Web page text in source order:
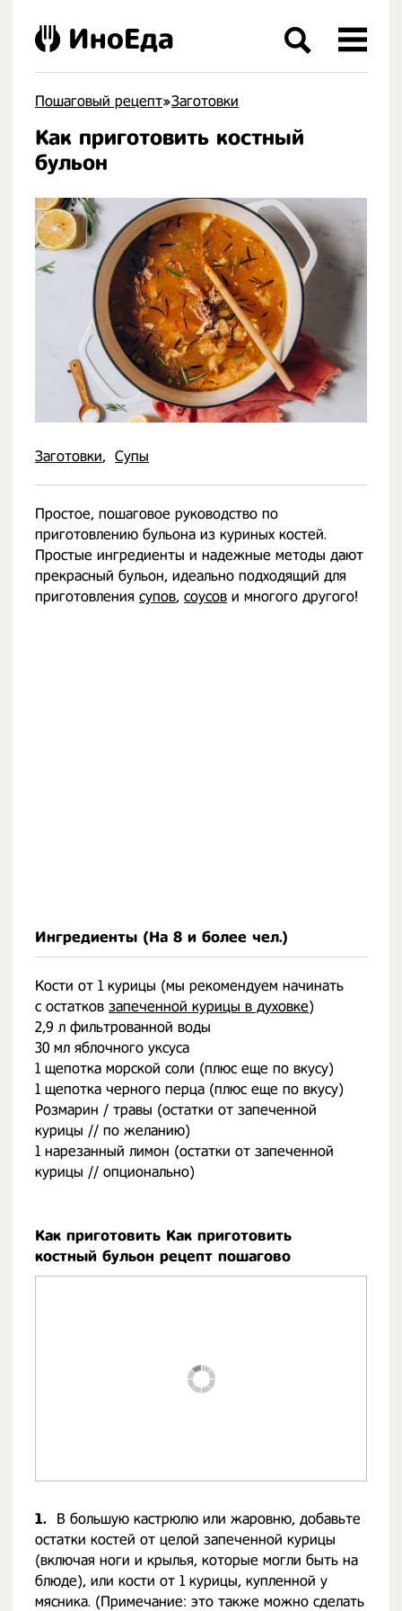
Пошаговый рецепт»Заготовки
Как приготовить костный
бульон
Заготовки Супы
Простое, пошаговое руководство по
приготовлению бульона из куриных костей.
Простые ингредиенты и надежные методы дают
прекрасный бульон, идеально подходящий для
приготовления супов, соусов и многого другого!
Ингредиенты (На 8 и более чел.)
Кости от 1 курицы (мы рекомендуем начинать
с остатков запеченной курицы в духовке)
2,9 л фильтрованной воды
30 мл яблочного уксуса
1 щепотка морской соли (плюс еще по вкусу)
1 щепотка черного перца (плюс еще по вкусу)
Розмарин / травы (остатки от запеченной
курицы // по желанию)
1 нарезанный лимон (остатки от запеченной
курицы // опционально)
Как приготовить Как приготовить
костный бульон рецепт пошагово
1.
В большую кастрюлю или жаровню, добавьте
остатки костей от целой запеченной курицы
(включая ноги и крылья, которые могли быть на
блюде), или кости от 1 курицы, купленной у
мясника. (Примечание: это также можно сделать
ИноЕда